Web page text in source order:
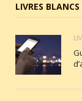
LIVRES